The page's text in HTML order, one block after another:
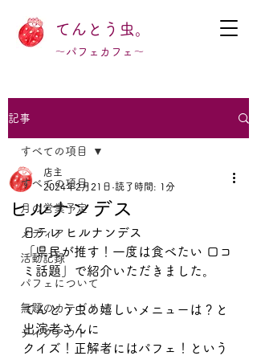
てんとう虫。
～パフェカフェ～
記事
すべての項目
月の営業予定
メディア
活動記録
パフェについて
無題のカテゴリー
テイクアウト
すべての項目
ヒルナンデス
店主
2024年2月21日 読了時間: 1分
日テレ ヒルナンデス
「県民が推す！一度は食べたい 口コ
ミ話題」で紹介いただきました。
てんとう虫の嬉しいメニューは？と
出演者さんに
クイズ！正解者にはパフェ！という